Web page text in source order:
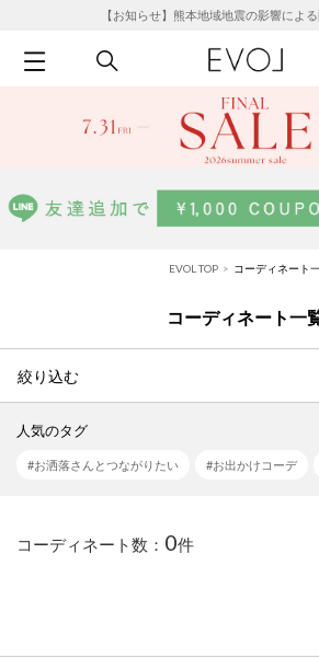
【お知らせ】熊本地域地震の影響によ
EVOL TOP コーディネート
コーディネート一
絞り込む
人気のタグ
#お洒落さんとつながりたい #お出かけコーデ
コーディネート数： 0件